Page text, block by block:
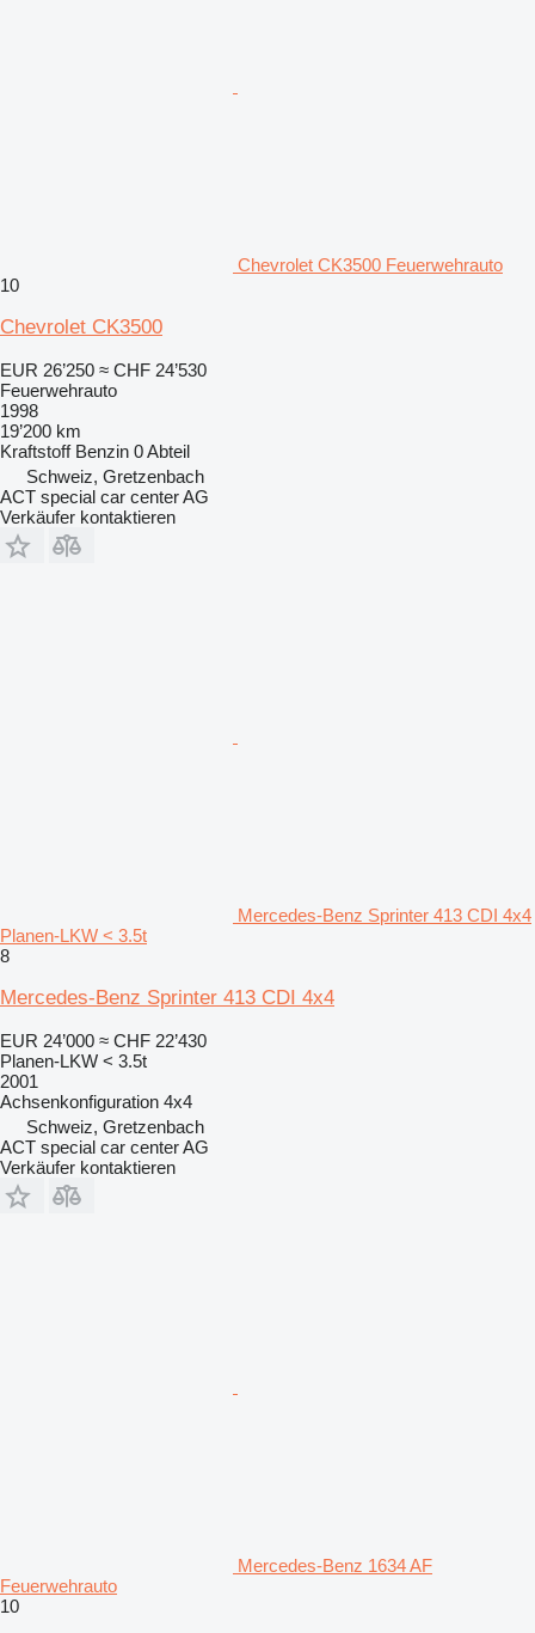
Chevrolet CK3500 Feuerwehrauto
10
Chevrolet CK3500
EUR 26’250 ≈ CHF 24’530
Feuerwehrauto
1998
19’200 km
Kraftstoff Benzin 0 Abteil
Schweiz, Gretzenbach
ACT special car center AG
Verkäufer kontaktieren
Mercedes-Benz Sprinter 413 CDI 4x4
Planen-LKW < 3.5t
8
Mercedes-Benz Sprinter 413 CDI 4x4
EUR 24’000 ≈ CHF 22’430
Planen-LKW < 3.5t
2001
Achsenkonfiguration 4x4
Schweiz, Gretzenbach
ACT special car center AG
Verkäufer kontaktieren
Mercedes-Benz 1634 AF
Feuerwehrauto
10